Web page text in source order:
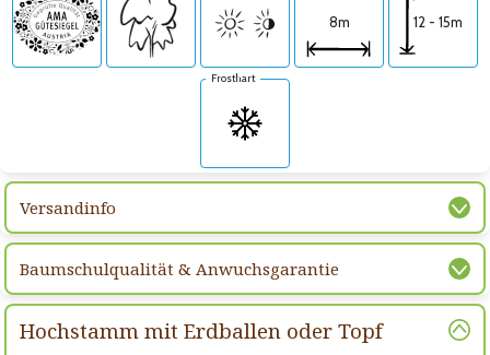
8m 12 - 15m
Frosthart
Versandinfo
Baumschulqualität & Anwuchsgarantie
Hochstamm mit Erdballen oder Topf